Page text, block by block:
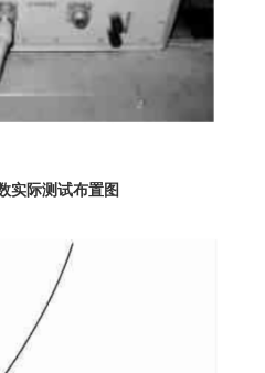
实际测试布置图